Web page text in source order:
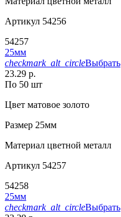
Артикул 54256
54257
25мм
checkmark_alt_circleВыбрать
23.29 р.
По 50 шт
Цвет матовое золото
Размер 25мм
Материал цветной металл
Артикул 54257
54258
25мм
checkmark_alt_circleВыбрать